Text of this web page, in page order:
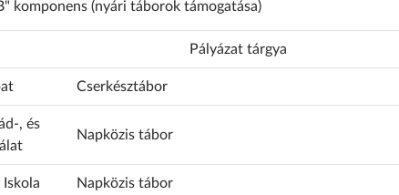
komponens (nyári táborok támogatása)
Pályázat tárgya
Cserkésztábor
, és
Napközis tábor
Napközis tábor